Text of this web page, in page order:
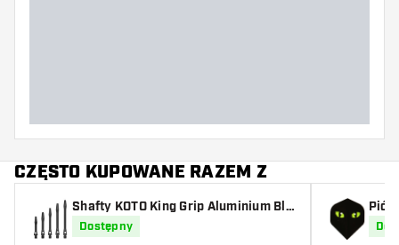
CZĘSTO KUPOWANE RAZEM Z
Shafty KOTO King Grip Aluminium Bla
ck
Dostępny